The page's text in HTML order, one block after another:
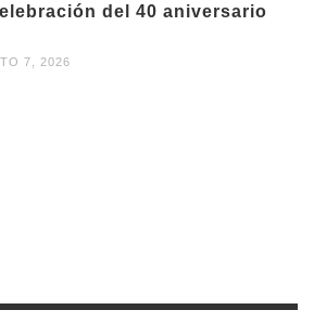
del 40 aniversario
7, 2026